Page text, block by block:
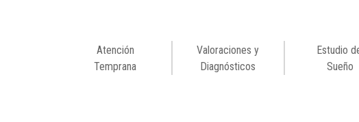
Atención
Temprana
Valoraciones y
Diagnósticos
Estudio
Sueño